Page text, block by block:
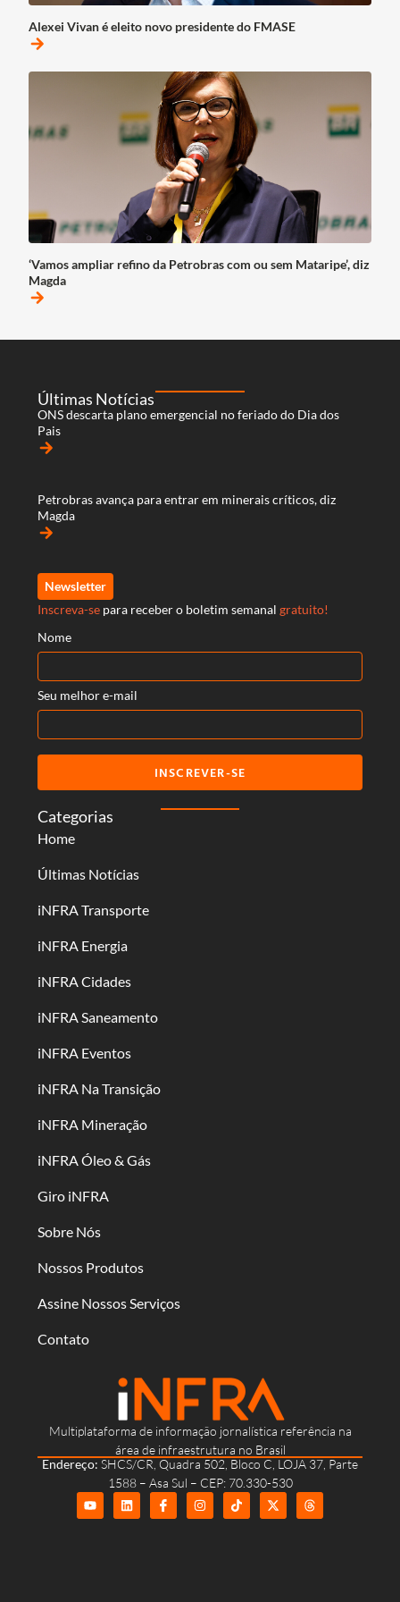
Alexei Vivan é eleito novo presidente do FMASE
arrow_forward
‘Vamos ampliar refino da Petrobras com ou sem Mataripe’, diz
Magda
arrow_forward
Multiplataforma de informação jornalística referência na
área de infraestrutura no Brasil
Endereço: SHCS/CR, Quadra 502, Bloco C, LOJA 37, Parte
1588 – Asa Sul – CEP: 70.330-530
Categorias
Home
Últimas Notícias
iNFRA Transporte
iNFRA Energia
iNFRA Cidades
iNFRA Saneamento
iNFRA Eventos
iNFRA Na Transição
iNFRA Mineração
iNFRA Óleo & Gás
Giro iNFRA
Sobre Nós
Nossos Produtos
Assine Nossos Serviços
Contato
Últimas Notícias
ONS descarta plano emergencial no feriado do Dia dos
Pais
arrow_forward
Petrobras avança para entrar em minerais críticos, diz
Magda
arrow_forward
Newsletter
Inscreva-se para receber o boletim semanal gratuito!
Nome
Seu melhor e-mail
INSCREVER-SE